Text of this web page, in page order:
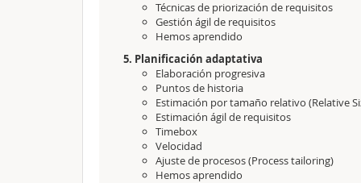
Técnicas de priorización de requisitos
Gestión ágil de requisitos
Hemos aprendido
5. Planificación adaptativa
Elaboración progresiva
Puntos de historia
Estimación por tamaño relativo (Relative
Estimación ágil de requisitos
Timebox
Velocidad
Ajuste de procesos (Process tailoring)
Hemos aprendido